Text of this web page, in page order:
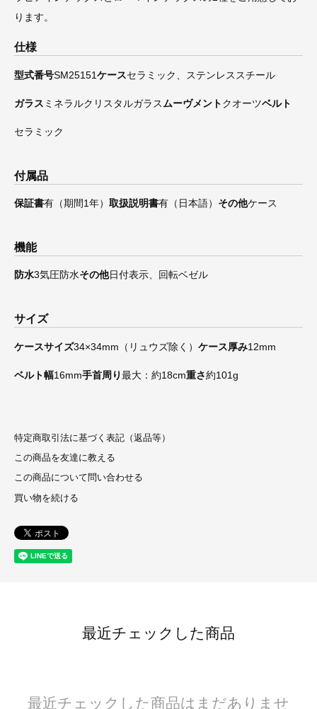
ります。
仕様
型式番号SM25151ケースセラミック、ステンレススチール
ガラス ミネラルクリスタルガラスムーヴメントクオーツベルト
セラミック
付属品
保証書有（期間1年） 取扱説明書有（日本語） その他ケース
機能
防水3気圧防水その他日付表示、回転ベゼル
サイズ
ケースサイズ34×34mm（リュウズ除く） ケース厚み12mm
ベルト幅16mm手首周り最大：約18cm重さ約101g
特定商取引法に基づく表記（返品等）
この商品を友達に教える
この商品について問い合わせる
買い物を続ける
最近チェックした商品
最近チェックした商品はまだありませ